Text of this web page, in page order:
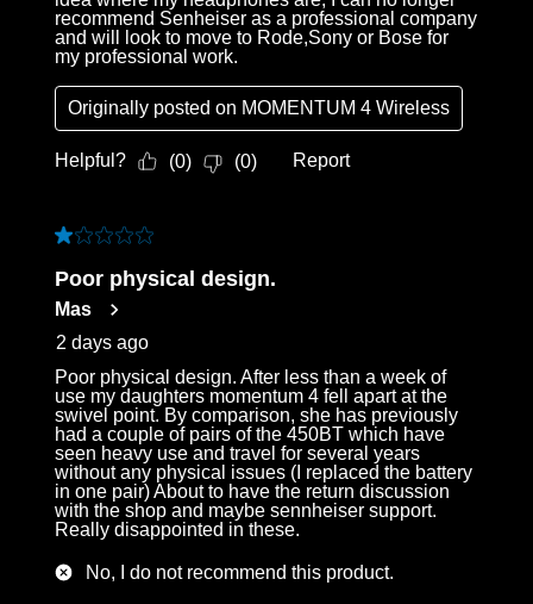
recommend Senheiser as a professional company
and will look to move to Rode,Sony or Bose for
my professional work.
Originally posted on MOMENTUM 4 Wireless
Helpful? (0) (0) Report
1 out of 5 stars.
Poor physical design.
Mas
2 days ago
Poor physical design. After less than a week of
use my daughters momentum 4 fell apart at the
swivel point. By comparison, she has previously
had a couple of pairs of the 450BT which have
seen heavy use and travel for several years
without any physical issues (I replaced the battery
in one pair) About to have the return discussion
with the shop and maybe sennheiser support.
Really disappointed in these.
No, I do not recommend this product.